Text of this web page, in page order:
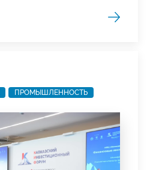
ПРОМЫШЛЕННОСТЬ